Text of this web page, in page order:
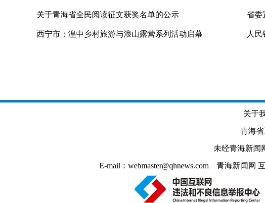
关于青海省全民阅读征文获奖名单的公示 省委
西宁市：湟中乡村旅游与浪山露营系列活动启幕 人
关于
青海
未经青海新闻
E-mail：webmaster@qhnews.com 青海新闻网